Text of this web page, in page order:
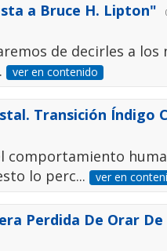
a Bruce H. Lipton"
de decirles a los
ver en contenido
Transición Índigo
comportamiento
lo perc... ver en
Perdida De Orar De